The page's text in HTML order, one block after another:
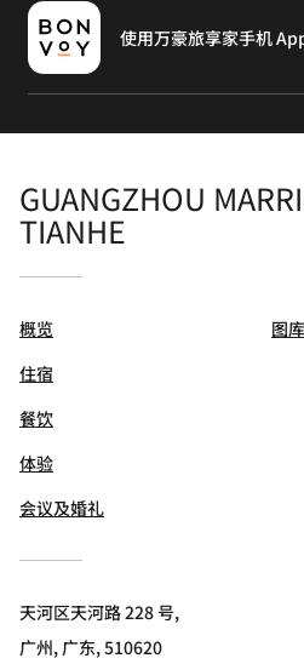
使用万豪旅享家手机
GUANGZHOU
TIANHE
概览
住宿
餐饮
体验
会议及婚礼
图库
天河区天河路 228 号,
广州, 广东, 510620